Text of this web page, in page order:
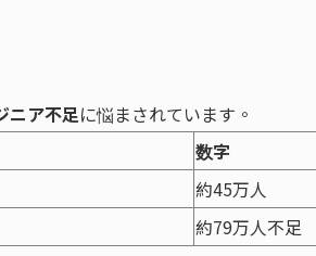
ニア不足に悩まされています。
数字
約45万人
約79万人不足